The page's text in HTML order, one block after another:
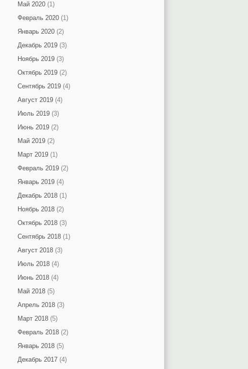
Май 2020(1)
Февраль 2020(1)
Январь 2020(2)
Декабрь 2019(3)
Ноябрь 2019(3)
Октябрь 2019(2)
Сентябрь 2019(4)
Август 2019(4)
Июль 2019(3)
Июнь 2019(2)
Май 2019(2)
Март 2019(1)
Февраль 2019(2)
Январь 2019(4)
Декабрь 2018(1)
Ноябрь 2018(2)
Октябрь 2018(3)
Сентябрь 2018(1)
Август 2018(3)
Июль 2018(4)
Июнь 2018(4)
Май 2018(5)
Апрель 2018(3)
Март 2018(5)
Февраль 2018(2)
Январь 2018(5)
Декабрь 2017(4)